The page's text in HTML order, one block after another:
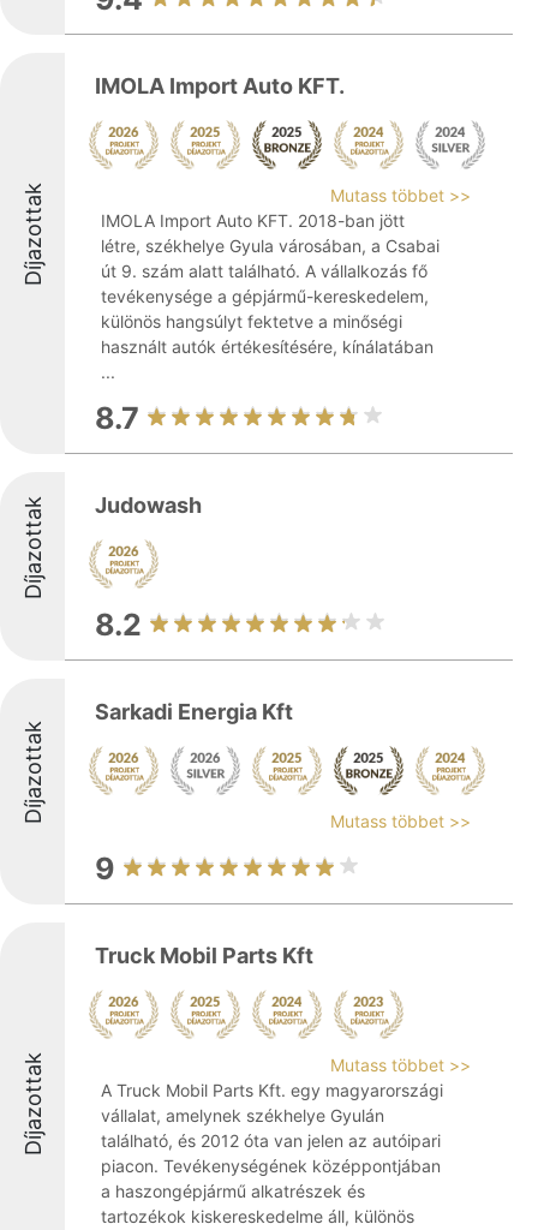
Díjazottak
IMOLA Import Auto KFT.
Mutass többet >>
IMOLA Import Auto KFT. 2018-ban jött
létre, székhelye Gyula városában, a Csabai
út 9. szám alatt található. A vállalkozás fő
tevékenysége a gépjármű-kereskedelem,
különös hangsúlyt fektetve a minőségi
használt autók értékesítésére, kínálatában
...
8.7
Díjazottak Judowash
8.2
Díjazottak
Sarkadi Energia Kft
Mutass többet >>
9
Díjazottak
Truck Mobil Parts Kft
Mutass többet >>
A Truck Mobil Parts Kft. egy magyarországi
vállalat, amelynek székhelye Gyulán
található, és 2012 óta van jelen az autóipari
piacon. Tevékenységének középpontjában
a haszongépjármű alkatrészek és
tartozékok kiskereskedelme áll, különös